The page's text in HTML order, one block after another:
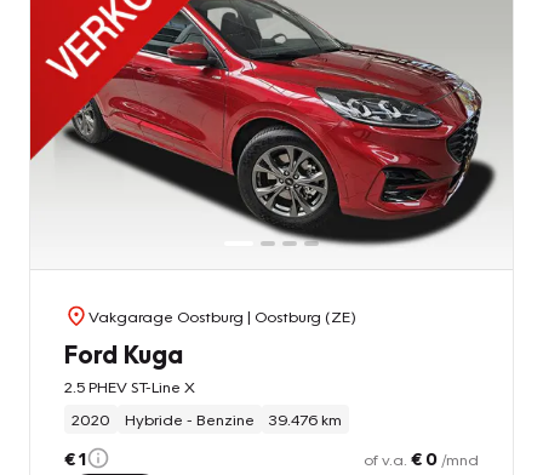
Vakgarage Oostburg | Oostburg (ZE)
Ford Kuga
2.5 PHEV ST-Line X
2020
Hybride - Benzine 39.476 km
€ 1 of v.a. € 0 /mnd